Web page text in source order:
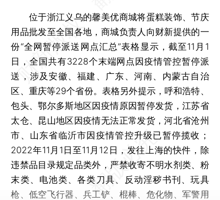
位于浙江义乌的馨美优商城将蛋糕装饰、节庆
用品批发至全国各地，商城负责人向财新提供的一
份“全网暂停派送网点汇总”表格显示，截至11月1
日，全国共有3228个末端网点因疫情管控暂停派
送，涉及安徽、福建、广东、河南、内蒙古自治
区、重庆等29个省份。表格另外提示，呼和浩特、
包头、鄂尔多斯地区因疫情原因暂停发货，江苏省
太仓、昆山地区因疫情无法正常发货，河北省沧州
市、山东省临沂市因疫情管控升级已暂停揽收；
2022年11月1日至11月12日，发往上海的快件，除
违禁品目录规定品类外，严禁收寄不明水剂类、粉
末类、电池类、各类刀具、反动淫秽书刊、玩具
枪、低空飞行器、兵工铲、棍棒、危化物、军警用